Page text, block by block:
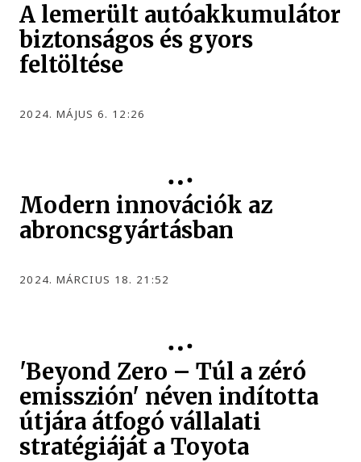
A lemerült autóakkumulátor
biztonságos és gyors
feltöltése
2024. MÁJUS 6. 12:26
Modern innovációk az
abroncsgyártásban
2024. MÁRCIUS 18. 21:52
'Beyond Zero – Túl a zéró
emisszión' néven indította
útjára átfogó vállalati
stratégiáját a Toyota